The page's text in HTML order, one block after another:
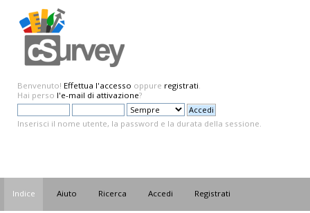
Benvenuto! Effettua l'accesso oppure registrati.
Hai perso l'e-mail di attivazione?
Inserisci il nome utente, la password e la durata della sessione.
Indice Aiuto Ricerca Accedi Registrati